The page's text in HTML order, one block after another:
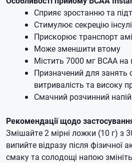
Сприяє зростанню та
Стимулює секрецію
Прискорює транспорт
Може зменшити втому
Містить 7000 мг BCAA на
Призначений для занять
витривалість та високу
Смачний розчинний напій
Рекомендації щодо
Змішайте 2 мірні ложки (10 г) з
випийте відразу після фізичної
смаку та солодощі напою